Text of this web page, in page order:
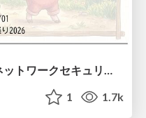
『三匹の子ぶた』から学ぶネットワークセキュリティの昔と今 / Network Security: Then and Now Through the Lens of The Three Little Pigs
1 1.7k